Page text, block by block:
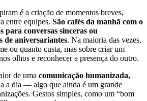
é a criação de momentos breves,
entre equipes. São cafés da manhã com o
para conversas sinceras ou
de aniversariantes. Na maioria das vezes,
ou quanto custa, mas sobre criar um
olhos e reconhecer a presença do outro.
de uma comunicação humanizada,
a dia — algo que ainda é um grande
Gestos simples, como um “bom